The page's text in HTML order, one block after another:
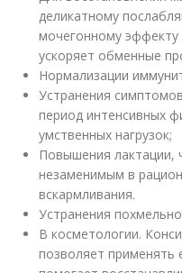
деликатному
мочегонному
ускоряет обменные
Нормализации
Устранения
период интенсивных
умственных нагрузок;
Повышения лактации,
незаменимым в
вскармливания.
Устранения
В косметологии.
позволяет применять